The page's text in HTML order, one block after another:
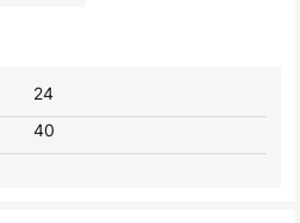
40
24